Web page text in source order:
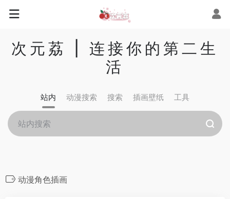
次元荔 | 连接你的第二生
活
站内 动漫搜索 搜索 插画壁纸 工具
动漫角色插画